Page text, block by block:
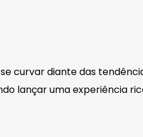
diante das
lançar uma experiência